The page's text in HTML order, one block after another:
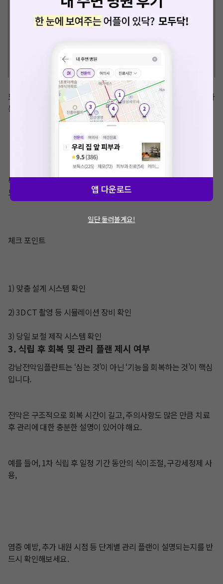
또한 세렉(CEREC) 시스템이 갖춰져 있다면, 당일 보철 제작까지 가
능해져 내원 횟수를 줄일 수 있습니다.
특히, 강남처럼 바쁜 일정이 많은 분들에게는 진료 계획 자체에 ‘속
도’와 ‘정확성’이 동시에 담겨 있는지가 중요해요.
체크 포인트
1) 맞춤 설계 시스템 확인
2) 3D CT 촬영 등 시뮬레이션 장비 확인
3) 당일 보철 제작 시스템 확인
3. 식립 후 회복 및 관리 플랜 제시 여부
강남전악임플란트는 ‘심는 것’이 아닌 ‘기능을 회복하는 것’이 핵심
입니다.
전악은 구조적으로 회복 시간이 길고, 주의사항도 많은 만큼 치료
후 관리에 대한 충분한 설명이 있어야 해요.
예를 들어, 1차 식립 후 일정 기간 동안의 식이조절, 구강세정제 사
용,
염증 예방, 추가 내원 시점 등 단계별 관리 플랜이 설명되는지를 반
드시 확인해보세요.
요청하신 작업을 처리하지 못했습니다.
네트워크 또는 서버의 일시적인 오류로, 잠시 후 다시 시도해주
세요. 지속적으로 문제가 발생할 경우 모두닥 채널톡으로 문의
앱 다운로드
일단 둘러볼게요!